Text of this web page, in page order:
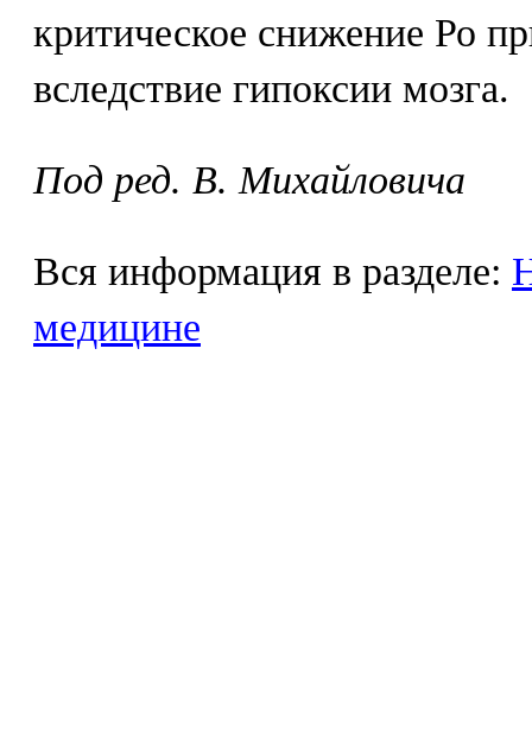
критическое снижение Ро
вследствие гипоксии мозга.
Под ред. В. Михайловича
Вся информация в разделе:
медицине